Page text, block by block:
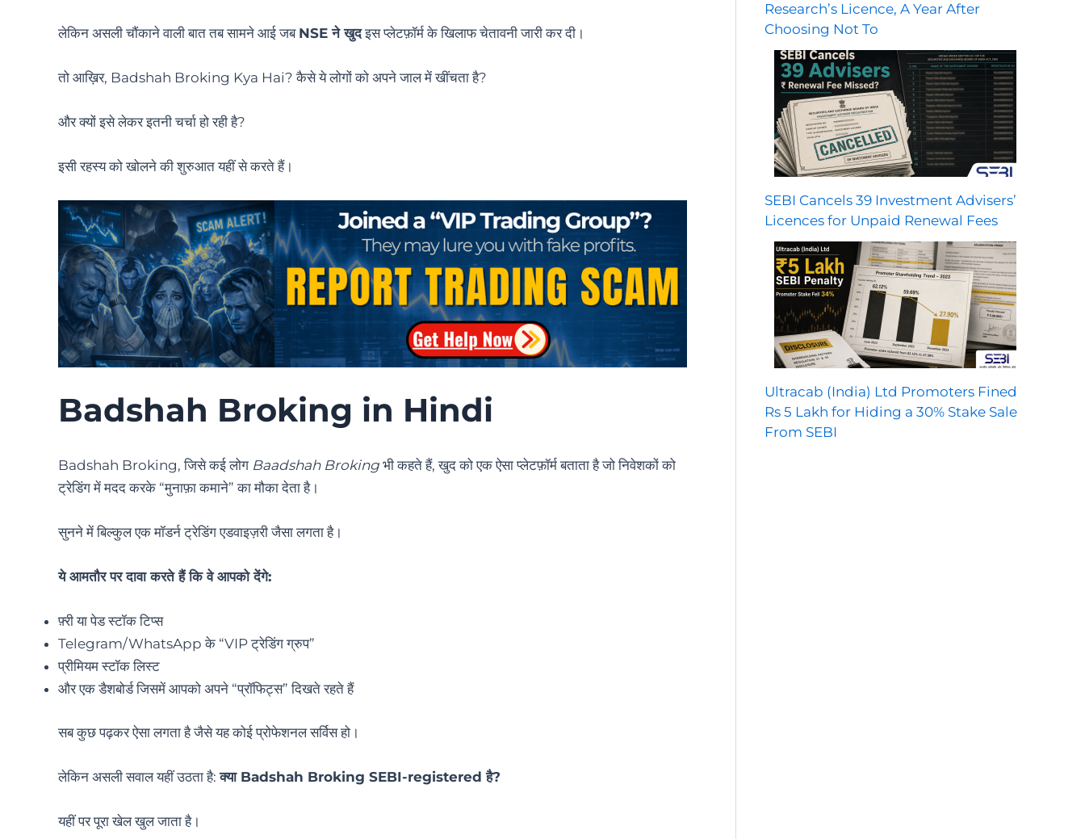
लेकिन असली चौंकाने वाली बात तब सामने आई जब NSE ने खुदइस प्लेटफ़ॉर्म के खिलाफ चेतावनी जारी कर दी।
तो आख़िर, Badshah Broking Kya Hai? कैसे ये लोगों को अपने जाल में खींचता है?
और क्यों इसे लेकर इतनी चर्चा हो रही है?
इसी रहस्य को खोलने की शुरुआत यहीं से करते हैं।
Badshah Broking in Hindi
Badshah Broking, जिसे कई लोग Baadshah Broking भी कहते हैं, खुद को एक ऐसा प्लेटफ़ॉर्म बताता है जो निवेशकों को
ट्रेडिंग में मदद करके “मुनाफ़ा कमाने” का मौका देता है।
सुनने में बिल्कुल एक मॉडर्न ट्रेडिंग एडवाइज़री जैसा लगता है।
ये आमतौर पर दावा करते हैं कि वे आपको देंगे:
फ़्री या पेड स्टॉक टिप्स
Telegram/WhatsApp के “VIP ट्रेडिंग ग्रुप”
प्रीमियम स्टॉक लिस्ट
और एक डैशबोर्ड जिसमें आपको अपने “प्रॉफिट्स” दिखते रहते हैं
सब कुछ पढ़कर ऐसा लगता है जैसे यह कोई प्रोफेशनल सर्विस हो।
लेकिन असली सवाल यहीं उठता है:क्या Badshah Broking SEBI-registered है?
यहीं पर पूरा खेल खुल जाता है।
Research’s Licence, A Year After
Choosing Not To
SEBI Cancels 39 Investment Advisers’
Licences for Unpaid Renewal Fees
Ultracab (India) Ltd Promoters Fined
Rs 5 Lakh for Hiding a 30% Stake Sale
From SEBI